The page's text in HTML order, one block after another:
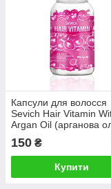
Капсули для волосся
Sevich Hair Vitamin
Argan Oil (арганова
30 капсул
150 ₴
Купити